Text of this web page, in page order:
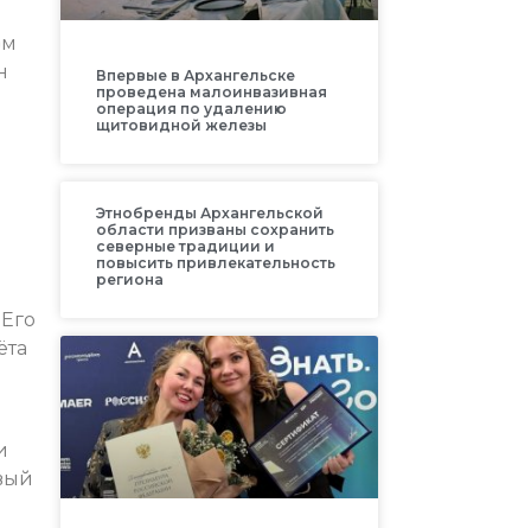
Впервые в Архангельске
проведена малоинвазивная
операция по удалению
щитовидной железы
Этнобренды Архангельской
области призваны сохранить
северные традиции и
повысить привлекательность
региона